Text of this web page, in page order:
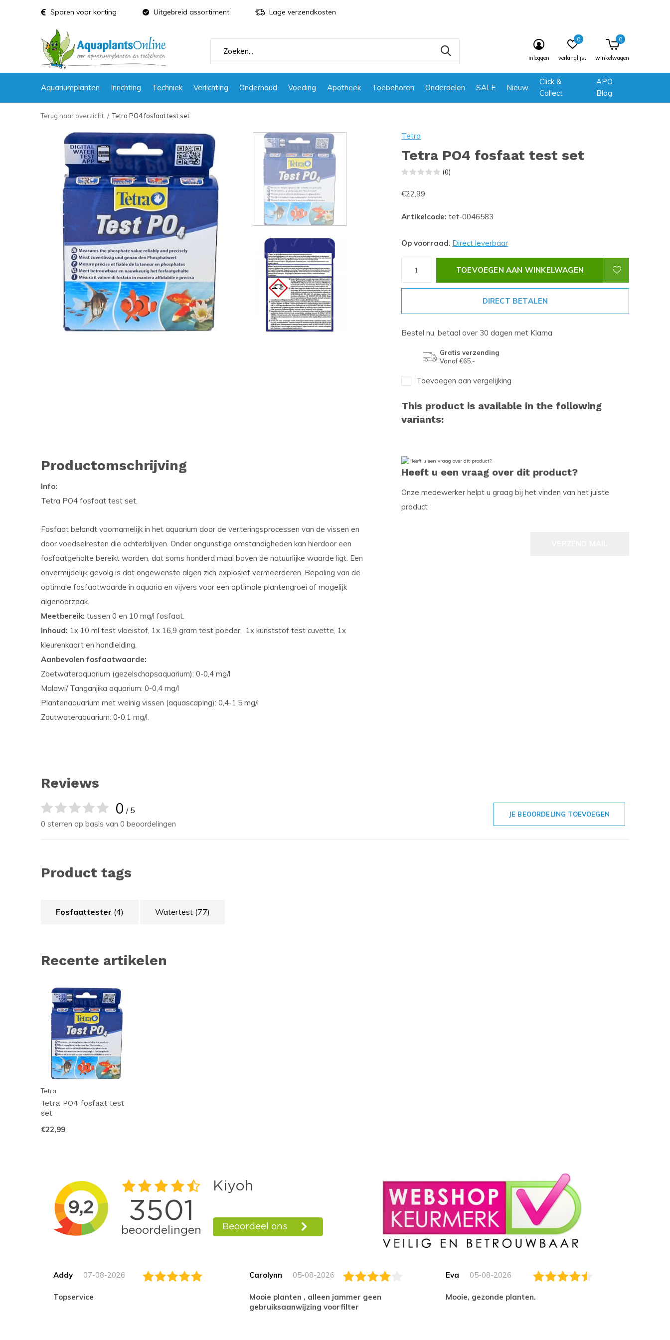
Aquariumplanten Inrichting Techniek Verlichting Onderhoud Voeding Apotheek Toebehoren Onderdelen SALE Nieuw
Click &
Collect
APO
Blog
inloggen verlanglijst
0
winkelwagen
0
Sparen voor korting Uitgebreid assortiment Lage verzendkosten
Terug naar overzicht Tetra PO4 fosfaat test set
Tetra
Tetra PO4 fosfaat test set
(0)
€22,99
Artikelcode: tet-0046583
Op voorraad: Direct leverbaar
TOEVOEGEN AAN WINKELWAGEN
DIRECT BETALEN
Bestel nu, betaal over 30 dagen met Klarna
Gratis verzending
Vanaf €65,-
Toevoegen aan vergelijking
This product is available in the following
variants:
Productomschrijving
Info:
Tetra PO4 fosfaat test set.
Fosfaat belandt voornamelijk in het aquarium door de verteringsprocessen van de vissen en
door voedselresten die achterblijven. Onder ongunstige omstandigheden kan hierdoor een
fosfaatgehalte bereikt worden, dat soms honderd maal boven de natuurlijke waarde ligt. Een
onvermijdelijk gevolg is dat ongewenste algen zich explosief vermeerderen. Bepaling van de
optimale fosfaatwaarde in aquaria en vijvers voor een optimale plantengroei of mogelijk
algenoorzaak.
Meetbereik: tussen 0 en 10 mg/l fosfaat.
Inhoud: 1x 10 ml test vloeistof, 1x 16,9 gram test poeder, 1x kunststof test cuvette, 1x
kleurenkaart en handleiding.
Aanbevolen fosfaatwaarde:
Zoetwateraquarium (gezelschapsaquarium): 0-0,4 mg/l
Malawi/ Tanganjika aquarium: 0-0,4 mg/l
Plantenaquarium met weinig vissen (aquascaping): 0,4-1,5 mg/l
Zoutwateraquarium: 0-0,1 mg/l.
Heeft u een vraag over dit product?
Onze medewerker helpt u graag bij het vinden van het juiste
product
Reviews
0 / 5
0 sterren op basis van 0 beoordelingen
JE BEOORDELING TOEVOEGEN
Product tags
Fosfaattester (4) Watertest (77)
Recente artikelen
Tetra
Tetra PO4 fosfaat test
set
€22,99
Addy 07-08-2026
topservice
Carolynn 05-08-2026
Mooie planten , alleen jammer geen
gebruiksaanwijzing voorfilter
Eva 05-08-2026
Mooie, gezonde planten.